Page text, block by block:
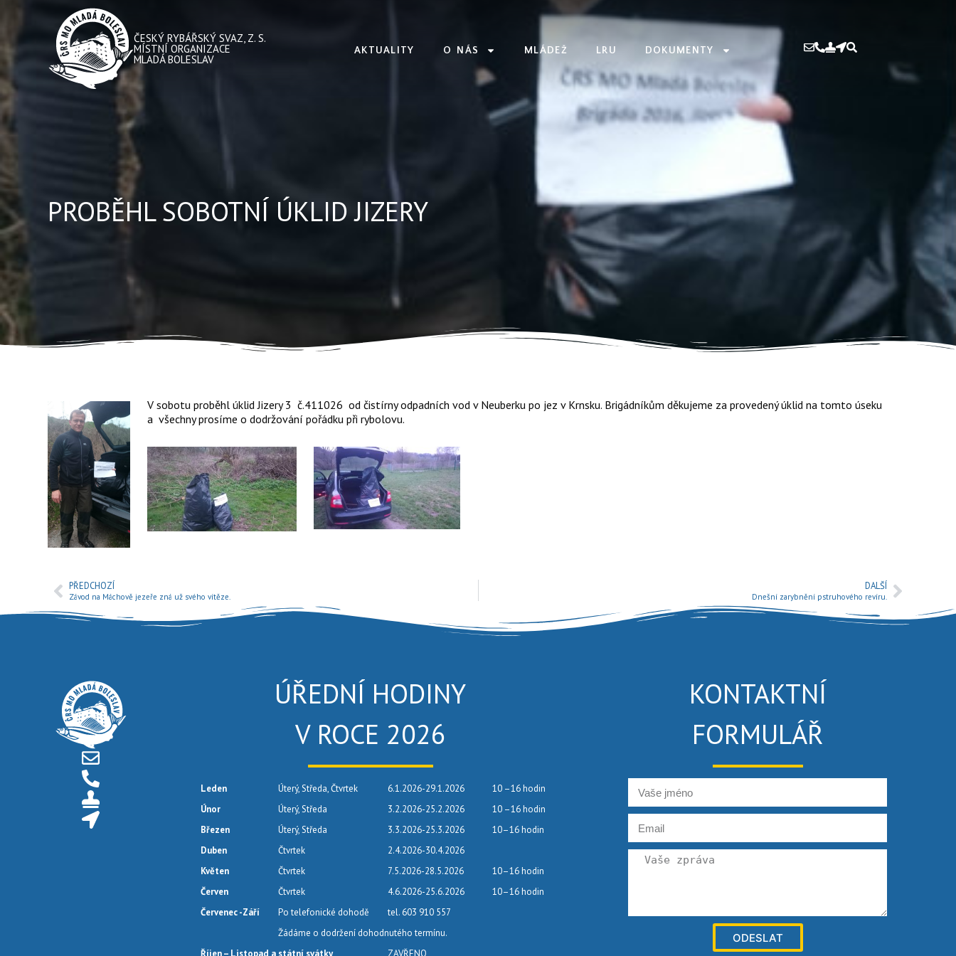
ČESKÝ RYBÁŘSKÝ SVAZ, Z. S.
MÍSTNÍ ORGANIZACE
MLADÁ BOLESLAV
AKTUALITY O NÁS MLÁDEŽ LRU DOKUMENTY
PROBĚHL SOBOTNÍ ÚKLID JIZERY
V sobotu proběhl úklid Jizery 3 č.411026 od čistírny odpadních vod v Neuberku po jez v Krnsku. Brigádníkům děkujeme za provedený úklid na tomto úseku
a všechny prosíme o dodržování pořádku při rybolovu.
PŘEDCHOZÍ
Závod na Máchově jezeře zná už svého vítěze.
DALŠÍ
Dnešní zarybnění pstruhového revíru.
ÚŘEDNÍ HODINY
V ROCE 2026
Leden Úterý, Středa, Čtvrtek 6.1.2026-29.1.2026
10 –16 hodin
Únor
Úterý, Středa 3.2.2026-25.2.2026
10 –16 hodin
Březen
Úterý, Středa 3.3.2026-25.3.2026
10–16 hodin
Duben
Čtvrtek
2.4.2026-30.4.2026
Květen
Čtvrtek 7.5.2026-28.5.2026
10–16 hodin
Červen
Čtvrtek 4.6.2026-25.6.2026
10–16 hodin
Červenec -Září
Po telefonické dohodě
tel. 603 910 557
Žádáme o dodržení dohodnutého termínu.
KONTAKTNÍ
FORMULÁŘ
ODESLAT